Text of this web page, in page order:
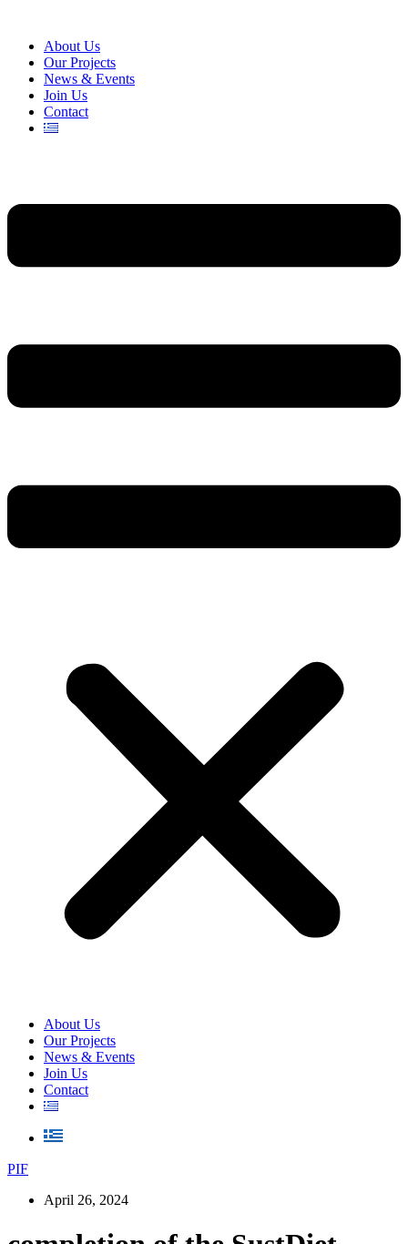
About Us
Our Projects
News & Events
Join Us
Contact
About Us
Our Projects
News & Events
Join Us
Contact
PIF
April 26, 2024